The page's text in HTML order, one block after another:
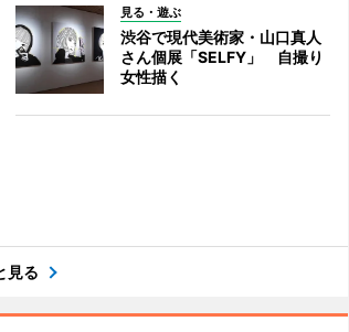
見る・遊ぶ
渋谷で現代美術家・山口真人
さん個展「SELFY」 自撮り
女性描く
見る